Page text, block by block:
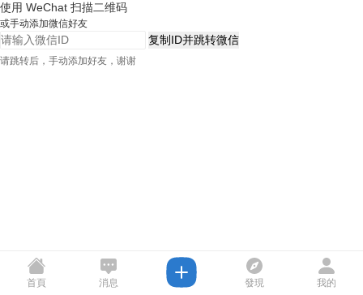
使用 WeChat 扫描二维码
或手动添加微信好友
复制ID并跳转微信
请跳转后，手动添加好友，谢谢
首頁 消息 發現 我的